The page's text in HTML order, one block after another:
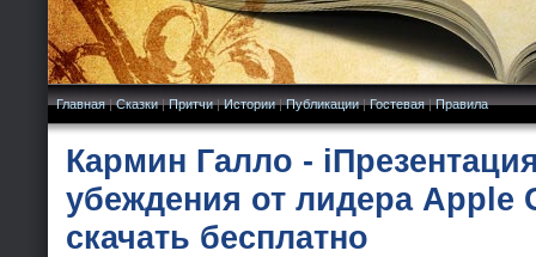
Главная|Сказки|Притчи|Истории|Публикации|Гостевая|Правила
Кармин Галло -
убеждения от лидера Apple
скачать бесплатно